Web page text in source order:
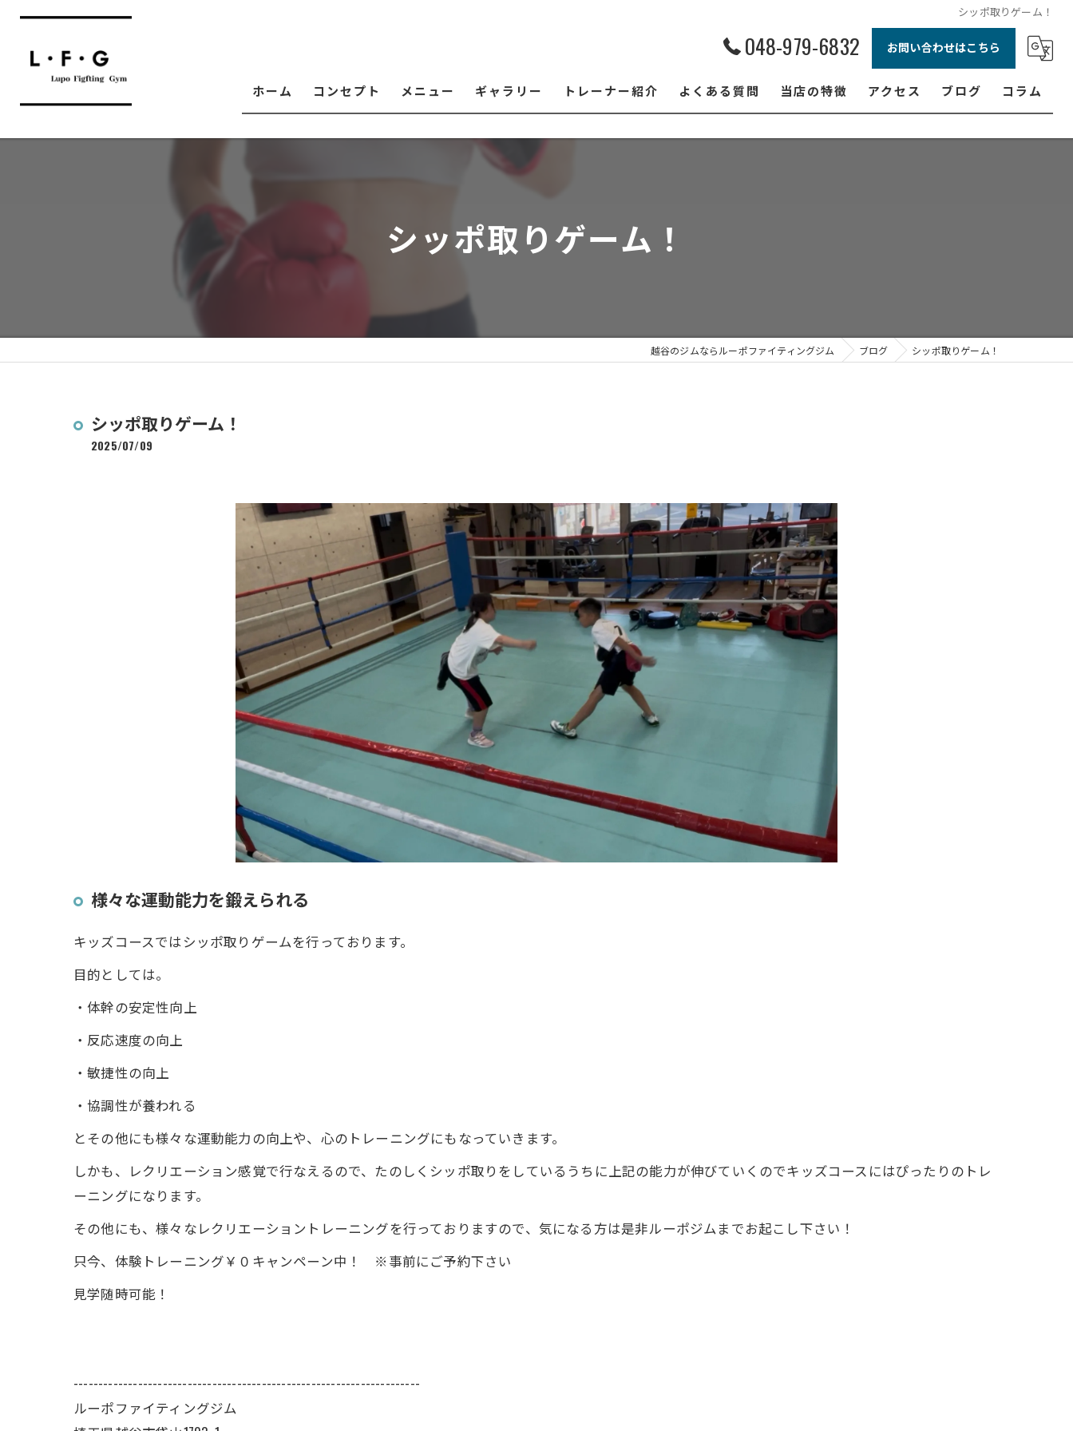
シッポ取りゲーム！
048-979-6832 お問い合わせはこちら
ホーム コンセプト メニュー ギャラリー トレーナー紹介 よくある質問 当店の特徴
ボクシング
アクセス ブログ コラム
シッポ取りゲーム！
越谷のジムならルーポファイティングジム ブログ シッポ取りゲーム！
シッポ取りゲーム！
2025/07/09
様々な運動能力を鍛えられる
キッズコースではシッポ取りゲームを行っております。
目的としては。
・体幹の安定性向上
・反応速度の向上
・敏捷性の向上
・協調性が養われる
とその他にも様々な運動能力の向上や、心のトレーニングにもなっていきます。
しかも、レクリエーション感覚で行なえるので、たのしくシッポ取りをしているうちに上記の能力が伸びていくのでキッズコースにはぴったりのトレ
ーニングになります。
その他にも、様々なレクリエーショントレーニングを行っておりますので、気になる方は是非ルーポジムまでお起こし下さい！
只今、体験トレーニング￥０キャンペーン中！ ※事前にご予約下さい
見学随時可能！
----------------------------------------------------------------------
ルーポファイティングジム